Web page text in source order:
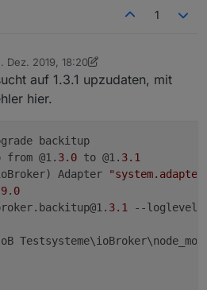
2019-12-02 17:24:58.620
1
Dez. 2019, 18:20
von JB_Sullivan12. Feb. 2019, 19:22
auf 1.3.1 upzudaten, mit
hier.
backitup
@1. 3.0 to @1. 3.1
Adapter
. 0
3.1 --loglevel